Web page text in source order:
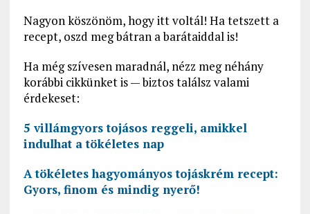
Nagyon köszönöm, hogy itt voltál! Ha tetszett a
recept, oszd meg bátran a barátaiddal is!
Ha még szívesen maradnál, nézz meg néhány
korábbi cikkünket is — biztos találsz valami
érdekeset:
5 villámgyors tojásos reggeli, amikkel
indulhat a tökéletes nap
A tökéletes hagyományos tojáskrém recept:
Gyors, finom és mindig nyerő!